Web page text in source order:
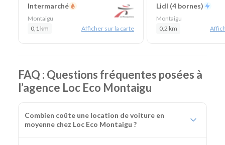
Intermarché
Montaigu
0,1 km
Afficher sur la carte
Lidl (4 bornes)
Montaigu
0,2 km
FAQ : Questions fréquentes posées à
l’agence Loc Eco Montaigu
Combien coûte une location de voiture en
moyenne chez Loc Eco Montaigu ?